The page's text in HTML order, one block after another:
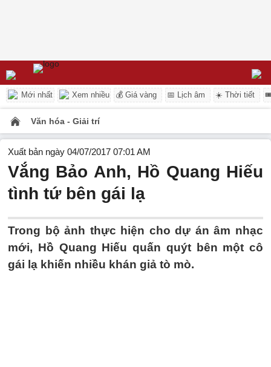
Mới nhất Xem nhiều 💰 Giá vàng 📅 Lịch âm ☀️ Thời tiết
Văn hóa - Giải trí
Xuất bản ngày 04/07/2017 07:01 AM
Vắng Bảo Anh, Hồ Quang Hiếu
tình tứ bên gái lạ
Trong bộ ảnh thực hiện cho dự án âm nhạc
mới, Hồ Quang Hiếu quấn quýt bên một cô
gái lạ khiến nhiều khán giả tò mò.